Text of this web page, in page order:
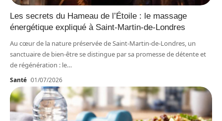
Les secrets du Hameau de l’Étoile : le massage
énergétique expliqué à Saint-Martin-de-Londres
Au cœur de la nature préservée de Saint-Martin-de-Londres, un
sanctuaire de bien-être se distingue par sa promesse de détente et
de régénération : le…
Santé 01/07/2026